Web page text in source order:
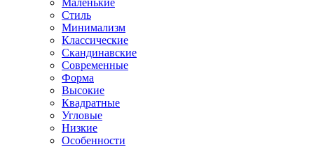
Маленькие
Стиль
Минимализм
Классические
Скандинавские
Современные
Форма
Высокие
Квадратные
Угловые
Низкие
Особенности